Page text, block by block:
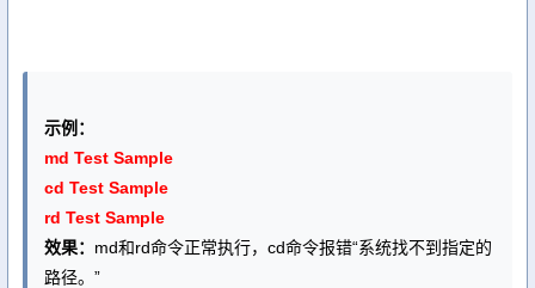
示例：
md Test Sample
cd Test Sample
rd Test Sample
效果： md和rd命令正常执行，cd命令报错“系统找不到指定的
路径。”